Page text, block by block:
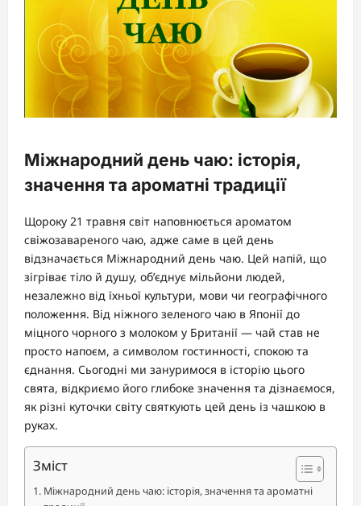
Міжнародний день чаю: історія,
значення та ароматні традиції
Щороку 21 травня світ наповнюється ароматом
свіжозавареного чаю, адже саме в цей день
відзначається Міжнародний день чаю. Цей напій, що
зігріває тіло й душу, об’єднує мільйони людей,
незалежно від їхньої культури, мови чи географічного
положення. Від ніжного зеленого чаю в Японії до
міцного чорного з молоком у Британії — чай став не
просто напоєм, а символом гостинності, спокою та
єднання. Сьогодні ми зануримося в історію цього
свята, відкриємо його глибоке значення та дізнаємося,
як різні куточки світу святкують цей день із чашкою в
руках.
Зміст
Міжнародний день чаю: історія, значення та ароматні